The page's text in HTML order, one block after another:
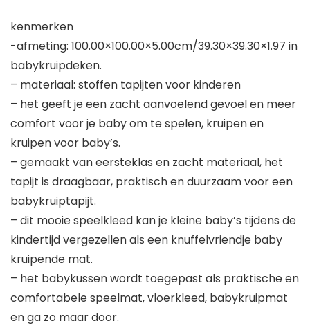
kenmerken
-afmeting: 100.00×100.00×5.00cm/39.30×39.30×1.97 in
babykruipdeken.
– materiaal: stoffen tapijten voor kinderen
– het geeft je een zacht aanvoelend gevoel en meer
comfort voor je baby om te spelen, kruipen en
kruipen voor baby’s.
– gemaakt van eersteklas en zacht materiaal, het
tapijt is draagbaar, praktisch en duurzaam voor een
babykruiptapijt.
– dit mooie speelkleed kan je kleine baby’s tijdens de
kindertijd vergezellen als een knuffelvriendje baby
kruipende mat.
– het babykussen wordt toegepast als praktische en
comfortabele speelmat, vloerkleed, babykruipmat
en ga zo maar door.